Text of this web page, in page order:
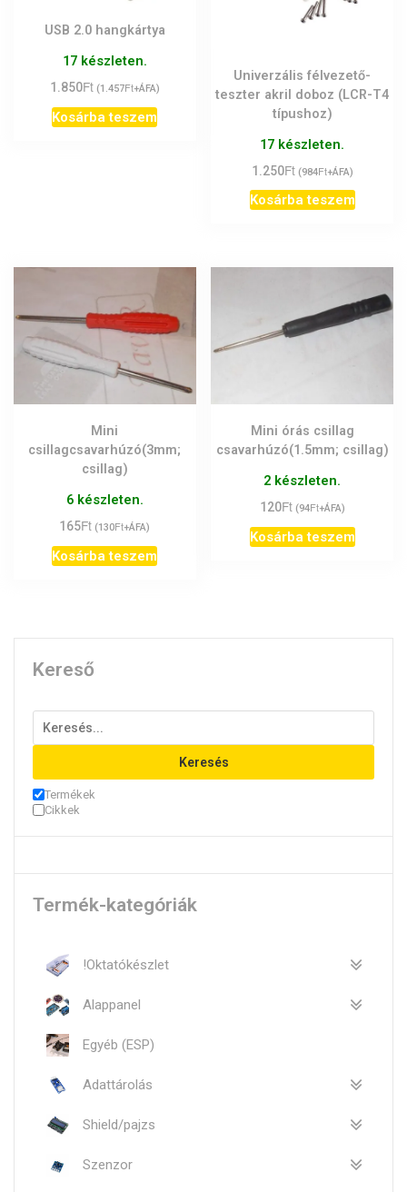
USB 2.0 hangkártya
17 készleten.
1.850Ft (1.457Ft+ÁFA)
Kosárba teszem
Univerzális félvezető-
teszter akril doboz (LCR-T4
típushoz)
17 készleten.
1.250Ft (984Ft+ÁFA)
Kosárba teszem
Mini
csillagcsavarhúzó(3mm;
csillag)
6 készleten.
165Ft (130Ft+ÁFA)
Kosárba teszem
Mini órás csillag
csavarhúzó(1.5mm; csillag)
2 készleten.
120Ft (94Ft+ÁFA)
Kosárba teszem
Kereső
Keresés
Termékek
Cikkek
Termék-kategóriák
!Oktatókészlet
Alappanel
Egyéb (ESP)
Adattárolás
Shield/pajzs
Szenzor